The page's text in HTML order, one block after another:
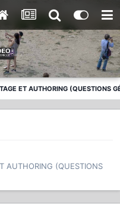
ET AUTHORING (QUESTIONS
AUTHORING (QUESTIONS